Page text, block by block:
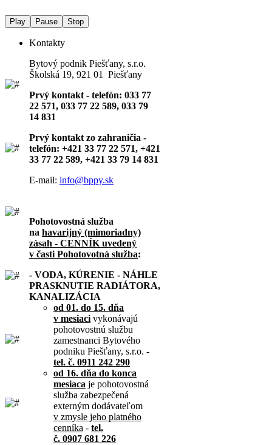
Play Pause Stop
Kontakty
Bytový podnik Piešťany, s.r.o.
Školská 19, 921 01 Piešťany
Prvý kontakt - telefón: 033 77
22 571, 033 77 22 589, 033 79
14 831
Prvý kontakt zo zahraničia -
telefón: +421 33 77 22 571, +421
33 77 22 589, +421 33 79 14 831
E-mail: info@bppy.sk
Pohotovostná služba
na havarijný (mimoriadny)
zásah - CENNÍK uvedený
v časti Pohotovotná služba:
- VODA, KÚRENIE - NÁHLE
PRASKNUTIE RADIÁTORA,
KANALIZÁCIA
od 01. do 15. dňa
v mesiaci vykonávajú
pohotovostnú službu
zamestnanci Bytového
podniku Piešťany, s.r.o. -
tel. č. 0911 242 290
od 16. dňa do konca
mesiaca je pohotovostná
služba zabezpečená
externým dodávateľom
v zmysle jeho platného
cenníka - tel.
č. 0907 681 226